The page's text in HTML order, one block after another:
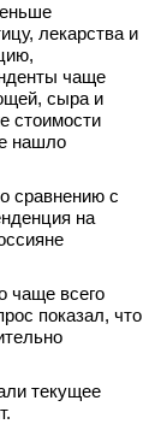
лекарства и
чаще
сыра и
стоимости
нашло
сравнению с
на
чаще всего
показал, что
текущее